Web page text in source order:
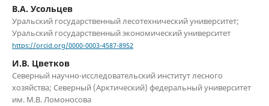
В.А. Усольцев
Уральский государственный лесотехнический университет;
Уральский государственный экономический университет
https://orcid.org/0000-0003-4587-8952
И.В. Цветков
Северный научно-исследовательский институт лесного
хозяйства; Северный (Арктический) федеральный университет
им. М.В. Ломоносова